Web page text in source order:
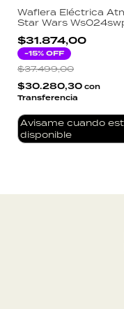
Waflera Eléctrica
Star Wars
Color Negro
$31.874,00
-15% OFF
$37.499,00
$30.280,30 con
Transferencia
Avisame cuando
disponible